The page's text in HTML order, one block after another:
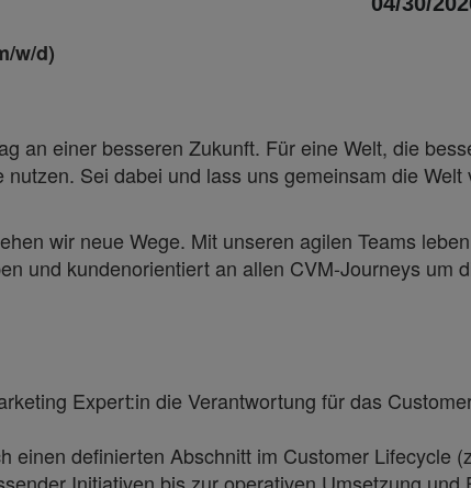
w/d)
an einer besseren Zukunft. Für eine Welt, die
Sei dabei und lass uns gemeinsam die
wir neue Wege. Mit unseren agilen Teams
und kundenorientiert an allen CVM-Journeys um
Expert:in die Verantwortung für das
einen definierten Abschnitt im Customer Lifecycle